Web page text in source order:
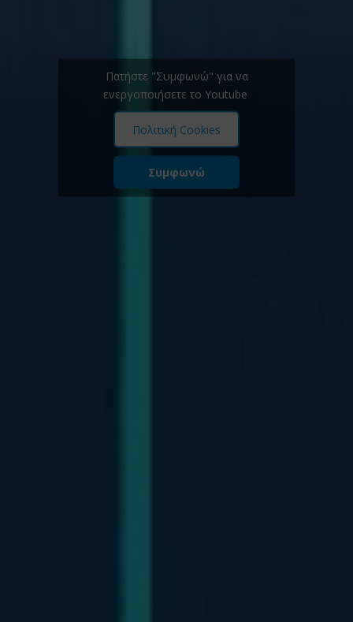
Πατήστε "Συμφωνώ" για να
ενεργοποιήσετε το Youtube
Πολιτική Cookies
Συμφωνώ